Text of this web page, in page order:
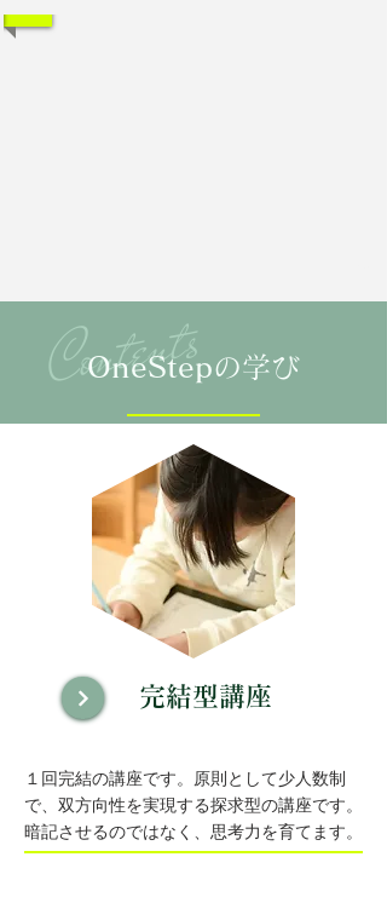
​Contents
​OneStepの学び
完結型講座
１回完結の講座です。原則として少人数制
で、双方向性を実現する探求型の講座です。
​暗記させるのではなく、思考力を育てます。